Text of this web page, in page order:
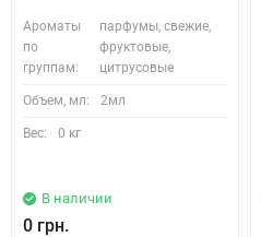
Ароматы
по
группам:
парфумы, свежие,
фруктовые,
цитрусовые
Объем, мл: 2мл
Вес: 0 кг
В наличии
0 грн.